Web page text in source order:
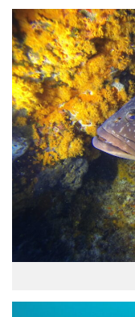
Sorties 2025
Sorties 2024
Sorties 2023
Sorties 2022
Sorties 2021
Sorties 2020
Sorties 2019
Sorties 2018
sorties 2017
Sorties 2016
Sorties 2014